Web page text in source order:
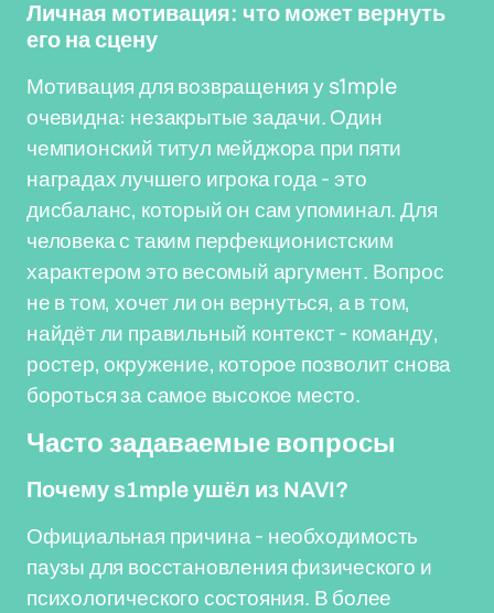
Личная мотивация: что может вернуть
его на сцену
Мотивация для возвращения у s1mple
очевидна: незакрытые задачи. Один
чемпионский титул мейджора при пяти
наградах лучшего игрока года - это
дисбаланс, который он сам упоминал. Для
человека с таким перфекционистским
характером это весомый аргумент. Вопрос
не в том, хочет ли он вернуться, а в том,
найдёт ли правильный контекст - команду,
ростер, окружение, которое позволит снова
бороться за самое высокое место.
Часто задаваемые вопросы
Почему s1mple ушёл из NAVI?
Официальная причина - необходимость
паузы для восстановления физического и
психологического состояния. В более